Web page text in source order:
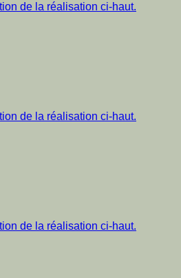
de la réalisation ci-haut.
de la réalisation ci-haut.
de la réalisation ci-haut.